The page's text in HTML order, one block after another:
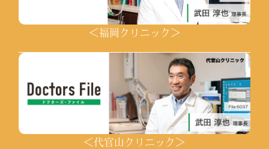
＜福岡クリニック＞
＜代官山クリニック＞